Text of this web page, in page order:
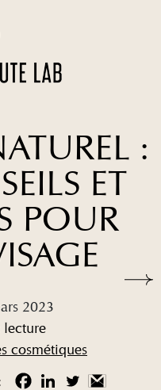
:
ET
POUR
2023
lecture
cosmétiques